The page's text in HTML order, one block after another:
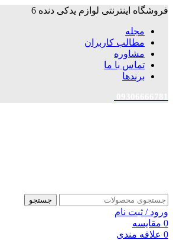
فروشگاه اینترنتی لوازم یدکی دنده 6
مجله
مطالب کاربران
مشاوره
تماس با ما
برندها
جستجو
ورود / ثبت نام
0 مقایسه
0 علاقه مندی